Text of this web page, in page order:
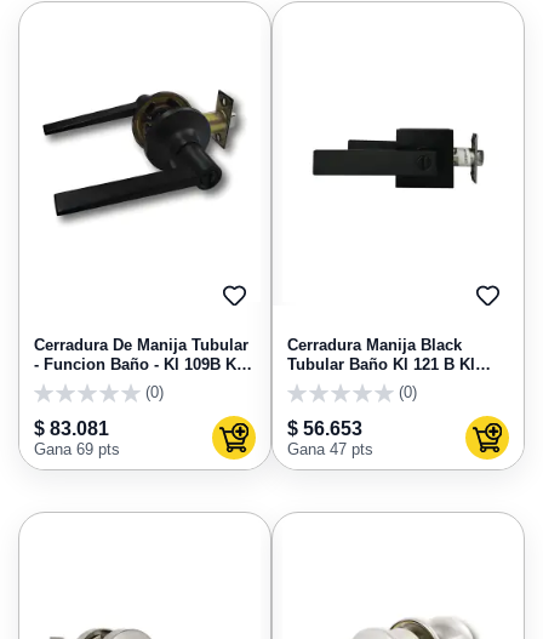
AGREGAR
FAVORITOS
Cerradura De Manija Tubular
- Funcion Baño - Kl 109B Kl
Segurity
(0)
$ 83.081
Gana 69 pts Agregar al carrito
Cerradura Manija Black
Tubular Baño Kl 121 B Kl
Segurity
(0)
$ 56.653
Gana 47 pts